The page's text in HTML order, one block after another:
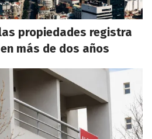
las propiedades registra
más de dos años